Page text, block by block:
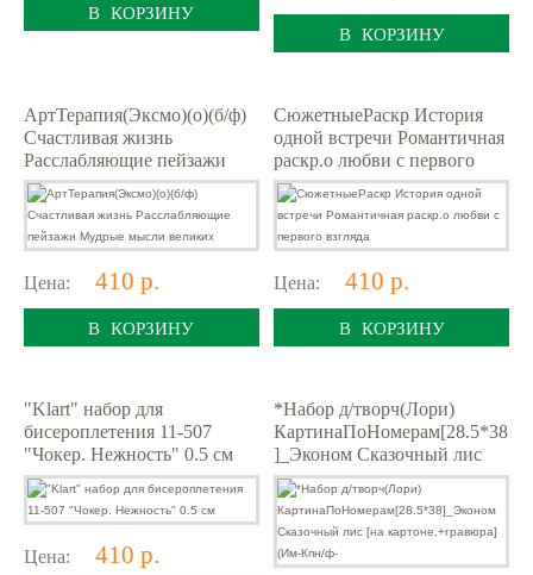
В КОРЗИНУ
В КОРЗИНУ
АртТерапия(Эксмо)(о)(б/ф)
Счастливая жизнь
Расслабляющие пейзажи
Мудрые мысли великих
Цена: 410 р.
В КОРЗИНУ
СюжетныеРаскр История
одной встречи Романтичная
раскр.о любви с первого
взгляда
Цена: 410 р.
В КОРЗИНУ
"Klart" набор для
бисероплетения 11-507
"Чокер. Нежность" 0.5 см
Цена: 410 р.
*Набор д/творч(Лори)
КартинаПоНомерам[28.5*38
]_Эконом Сказочный лис
[на картоне,+гравюра] (Им-
Кпн/ф-